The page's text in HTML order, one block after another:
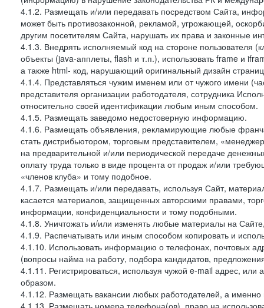
4.1.2. Размещать и/или передавать посредством Сайта,
может быть противозаконной, рекламой, угрожающей,
другим посетителям Сайта, нарушать их права и законные
4.1.3. Внедрять исполняемый код на стороне пользователя
объекты (java-апплеты, flash и т.п.), использовать frame и
а также html- код, нарушающий оригинальный дизайн
4.1.4. Представляться чужим именем или от чужого имени
представителя организации работодателя, сотрудника
относительно своей идентификации любым иным способом.
4.1.5. Размещать заведомо недостоверную информацию.
4.1.6. Размещать объявления, рекламирующие любые
стать дистрибьютором, торговым представителем,
на предварительной и/или периодической передаче
оплату труда только в виде процента от продаж и/или
«членов клуба» и тому подобное.
4.1.7. Размещать и/или передавать, используя Сайт,
касается материалов, защищенных авторскими правами,
информации, конфиденциальности и тому подобными.
4.1.8. Уничтожать и/или изменять любые материалы на
4.1.9. Распечатывать или иным способом копировать и
4.1.10. Использовать информацию о телефонах, почтовых
(вопросы найма на работу, подбора кандидатов,
4.1.11. Регистрироваться, используя чужой e-mail адрес,
образом.
4.1.12. Размещать вакансии любых работодателей, а
4.1.13. Размещать номера телефона(ов), право на